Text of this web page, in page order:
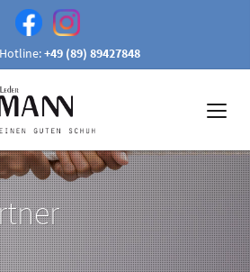
+49 (89) 89427848